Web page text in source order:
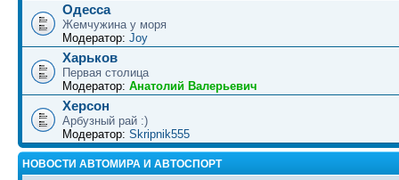
Одесса
Жемчужина у моря
Модератор: Joy
Харьков
Первая столица
Модератор: Анатолий Валерьевич
Херсон
Арбузный рай :)
Модератор: Skripnik555
НОВОСТИ АВТОМИРА И АВТОСПОРТ